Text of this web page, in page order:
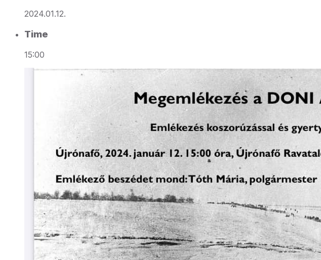
2024.01.12.
Time
15:00